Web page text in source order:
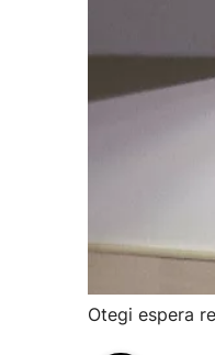
Otegi espera